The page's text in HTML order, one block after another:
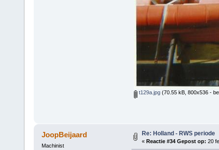
t129a.jpg(70.55 kB, 800x536 -
JoopBeijaard
Machinist
Re: Holland - RWS periode
« Reactie #34 Gepost op: 20